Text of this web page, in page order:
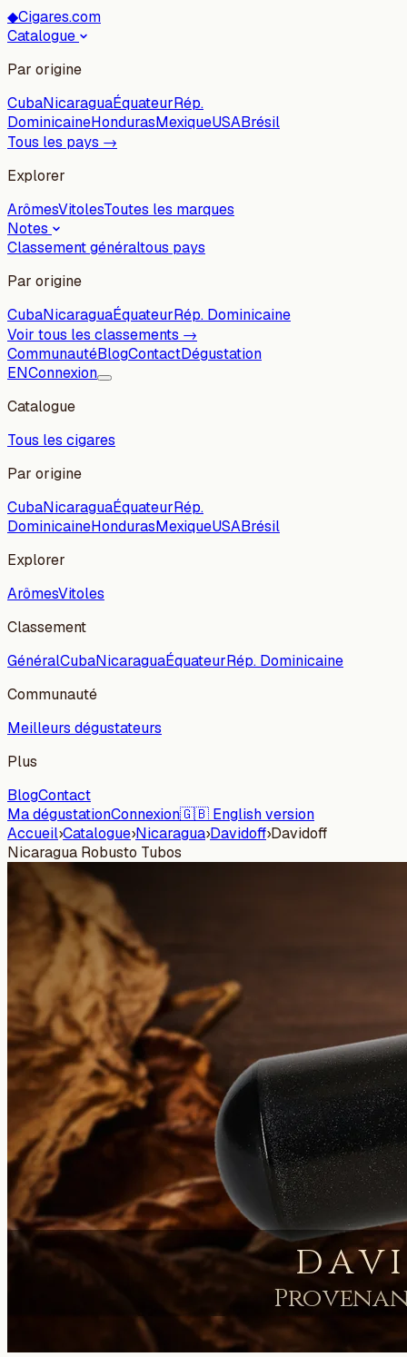
◆Cigares.com
Catalogue
Par origine
CubaNicaraguaÉquateurRép.
DominicaineHondurasMexiqueUSABrésil
Tous les pays →
Explorer
ArômesVitolesToutes les marques
Notes
Classement généraltous pays
Par origine
CubaNicaraguaÉquateurRép. Dominicaine
Voir tous les classements →
CommunautéBlogContactDégustation
ENConnexion
Catalogue
Tous les cigares
Par origine
CubaNicaraguaÉquateurRép.
DominicaineHondurasMexiqueUSABrésil
Explorer
ArômesVitoles
Classement
GénéralCubaNicaraguaÉquateurRép. Dominicaine
Communauté
Meilleurs dégustateurs
Plus
BlogContact
Ma dégustationConnexion🇬🇧 English version
Accueil›Catalogue›Nicaragua›Davidoff›Davidoff
Nicaragua Robusto Tubos